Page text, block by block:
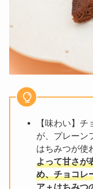
【味わい】
が、プレーン
はちみつが使
よって甘さが
め、チョコレ